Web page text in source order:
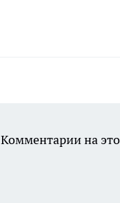
Комментарии на